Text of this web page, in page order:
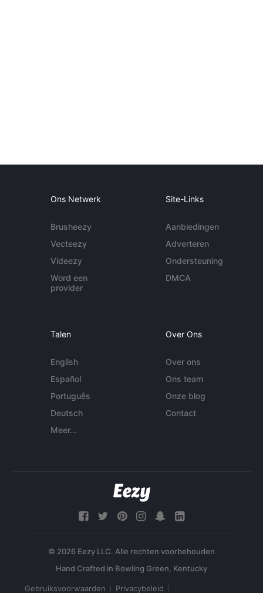
Ons Netwerk
Brusheezy
Vecteezy
Videezy
Word een
provider
Site-Links
Aanbiedingen
Adverteren
Ondersteuning
DMCA
Talen
English
Español
Português
Deutsch
Meer...
Over Ons
Over ons
Ons team
Onze blog
Contact
© 2026 Eezy LLC. Alle rechten voorbehouden
Gebruiksvoorwaarden Privacybeleid